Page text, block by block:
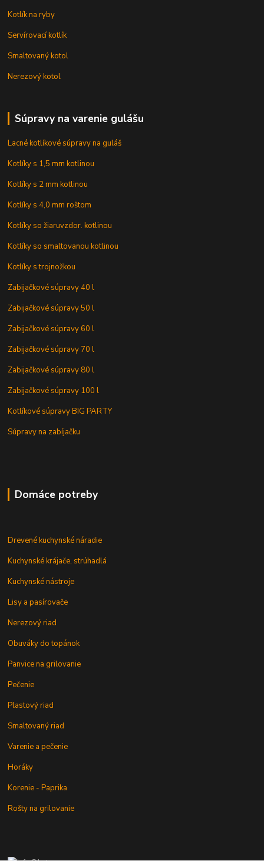
Kotlík na ryby
Servírovací kotlík
Smaltovaný kotol
Nerezový kotol
Súpravy na varenie gulášu
Lacné kotlíkové súpravy na guláš
Kotlíky s 1,5 mm kotlinou
Kotlíky s 2 mm kotlinou
Kotlíky s 4,0 mm roštom
Kotlíky so žiaruvzdor. kotlinou
Kotlíky so smaltovanou kotlinou
Kotlíky s trojnožkou
Zabijačkové súpravy 40 l
Zabijačkové súpravy 50 l
Zabijačkové súpravy 60 l
Zabijačkové súpravy 70 l
Zabijačkové súpravy 80 l
Zabijačkové súpravy 100 l
Kotlíkové súpravy BIG PARTY
Súpravy na zabíjačku
Domáce potreby
Drevené kuchynské náradie
Kuchynské krájače, strúhadlá
Kuchynské nástroje
Lisy a pasírovače
Nerezový riad
Obuváky do topánok
Panvice na grilovanie
Pečenie
Plastový riad
Smaltovaný riad
Varenie a pečenie
Horáky
Korenie - Paprika
Rošty na grilovanie